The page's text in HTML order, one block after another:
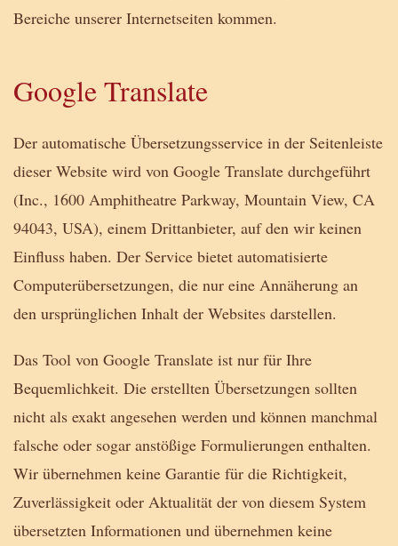
Bereiche unserer Internetseiten kommen.
Google Translate
Der automatische Übersetzungsservice in der Seitenleiste
dieser Website wird von Google Translate durchgeführt
(Inc., 1600 Amphitheatre Parkway, Mountain View, CA
94043, USA), einem Drittanbieter, auf den wir keinen
Einfluss haben. Der Service bietet automatisierte
Computerübersetzungen, die nur eine Annäherung an
den ursprünglichen Inhalt der Websites darstellen.
Das Tool von Google Translate ist nur für Ihre
Bequemlichkeit. Die erstellten Übersetzungen sollten
nicht als exakt angesehen werden und können manchmal
falsche oder sogar anstößige Formulierungen enthalten.
Wir übernehmen keine Garantie für die Richtigkeit,
Zuverlässigkeit oder Aktualität der von diesem System
übersetzten Informationen und übernehmen keine